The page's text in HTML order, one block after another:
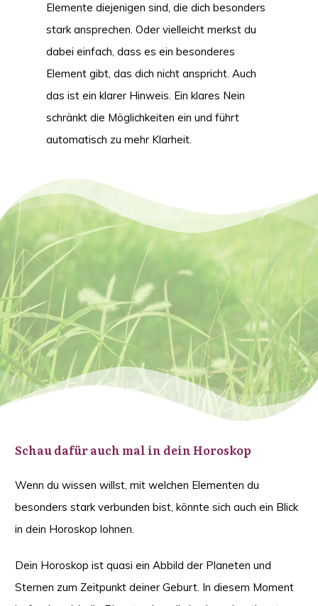
Elemente diejenigen sind, die dich besonders
stark ansprechen. Oder vielleicht merkst du
dabei einfach, dass es ein besonderes
Element gibt, das dich nicht anspricht. Auch
das ist ein klarer Hinweis. Ein klares Nein
schränkt die Möglichkeiten ein und führt
automatisch zu mehr Klarheit.
Schau dafür auch mal in dein Horoskop
Wenn du wissen willst, mit welchen Elementen du
besonders stark verbunden bist, könnte sich auch ein Blick
in dein Horoskop lohnen.
Dein Horoskop ist quasi ein Abbild der Planeten und
Sternen zum Zeitpunkt deiner Geburt. In diesem Moment